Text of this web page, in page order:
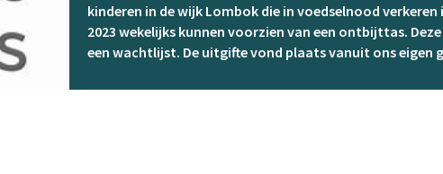
kinderen in de wijk Lombok die in voedselnood verkeren
2023 wekelijks kunnen voorzien van een ontbijttas.
een wachtlijst. De uitgifte vond plaats vanuit ons eigen